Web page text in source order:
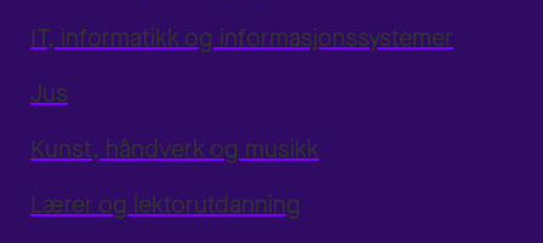
IT, informatikk og informasjonssystemer
Jus
Kunst, håndverk og musikk
Lærer og lektorutdanning